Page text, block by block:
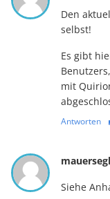
Den
selbst!
Es gibt
mit
Antworten
Siehe